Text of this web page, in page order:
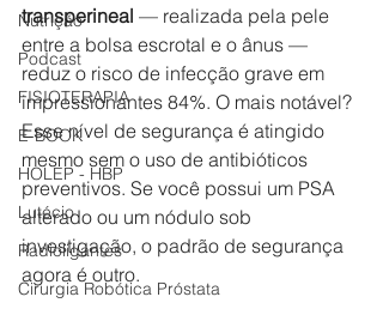
Nutrição
Podcast
FISIOTERAPIA
E-BOOK
HOLEP - HBP
Lutécio
Radioligantes
Cirurgia Robótica Próstata
transperineal — realizada pela pele
entre a bolsa escrotal e o ânus —
reduz o risco de infecção grave em
impressionantes 84%. O mais notável?
Esse nível de segurança é atingido
mesmo sem o uso de antibióticos
preventivos. Se você possui um PSA
alterado ou um nódulo sob
investigação, o padrão de segurança
agora é outro.